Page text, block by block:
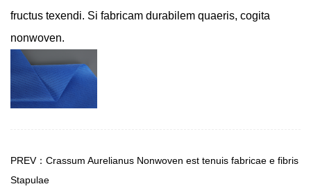
fructus texendi. Si fabricam durabilem quaeris, cogita
nonwoven.
PREV：Crassum Aurelianus Nonwoven est tenuis fabricae e fibris
Stapulae